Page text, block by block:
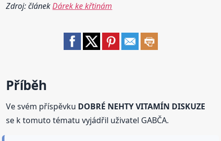
Zdroj: článekDárek ke křtinám
Příběh
Ve svém příspěvku DOBRÉ NEHTY VITAMÍN DISKUZE
se k tomuto tématu vyjádřil uživatel GABČA.